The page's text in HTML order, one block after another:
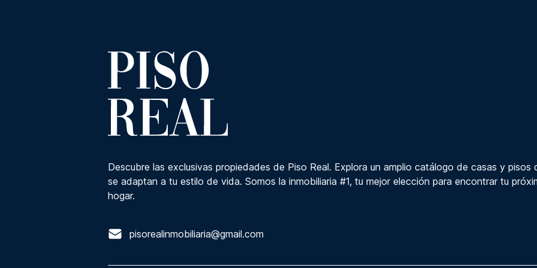
Descubre las exclusivas propiedades de Piso Real. Explora un amplio catálogo de casas y pisos
se adaptan a tu estilo de vida. Somos la inmobiliaria #1, tu mejor elección para encontrar tu
hogar.
pisorealinmobiliaria@gmail.com